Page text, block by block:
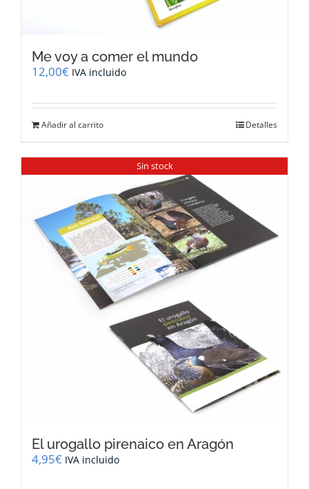
Me voy a comer el mundo
12,00€ IVA incluido
Añadir al carrito Detalles
Sin stock
El urogallo pirenaico en Aragón
4,95€ IVA incluido